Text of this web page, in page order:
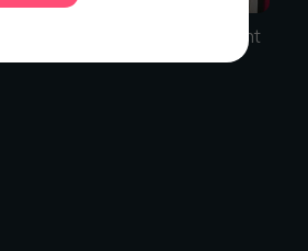
: "Comment devient-on agent